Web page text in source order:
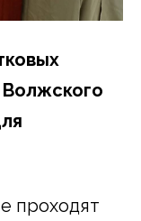
проходят